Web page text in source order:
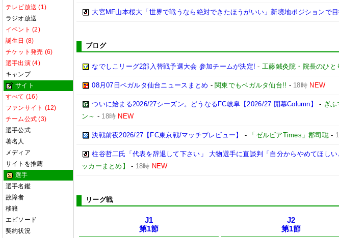
テレビ放送 (1)
ラジオ放送
イベント (2)
誕生日 (8)
チケット発売 (6)
選手出演 (4)
キャンプ
サイト
すべて (16)
ファンサイト (12)
チーム公式 (3)
選手公式
著名人
メディア
サイトを推薦
選手
選手名鑑
故障者
移籍
エピソード
契約状況
大宮MF山本桜大「世界で戦うなら絶対できたほうがいい」新境地ポジションで
ブログ
なでしこリーグ2部入替戦予選大会 参加チームが決定! -工藤鍼灸院・院長のひと
08月07日ベガルタ仙台ニュースまとめ - 関東でもベガルタ仙台!! - 18時 NEW
ついに始まる2026/27シーズン。どうなるFC岐阜【2026/27 開幕Column】 - ぎ
ン～ - 18時 NEW
決戦前夜2026/27【FC東京戦/マッチプレビュー】 - 「ゼルビアTimes」郡司聡 -
柱谷哲二氏「代表を辞退して下さい」 大物選手に直談判「自分からやめてほし
ッカーまとめ】
- 18時 NEW
リーグ戦
J1
第1節
J2
第1節